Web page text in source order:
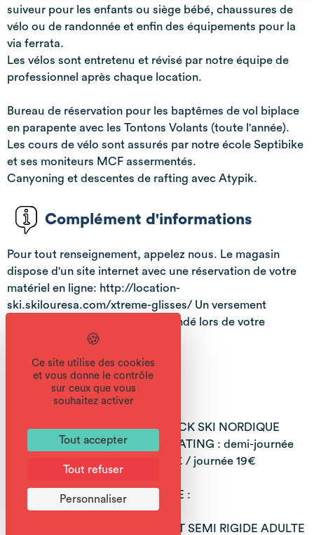
suiveur pour les enfants ou siège bébé, chaussures de
vélo ou de randonnée et enfin des équipements pour la
via ferrata.
Les vélos sont entretenu et révisé par notre équipe de
professionnel après chaque location.
Bureau de réservation pour les baptêmes de vol biplace
en parapente avec les Tontons Volants (toute l'année).
Les cours de vélo sont assurés par notre école Septibike
et ses moniteurs MCF assermentés.
Canyoning et descentes de rafting avec Atypik.
Complément d'informations
Pour tout renseignement, appelez nous. Le magasin
dispose d'un site internet avec une réservation de votre
matériel en ligne: http://location-
ski.skilouresa.com/xtreme-glisses/ Un versement
d'arrhes de 30% vous sera demandé lors de votre
réservation internet.
HIVER :
SKI PACK
PACK SKI NORDIQUE
SKATING : demi-journée
14€ / journée 19€
ETE :
VTT SEMI RIGIDE ADULTE
Ce site utilise des cookies
et vous donne le contrôle
sur ceux que vous
souhaitez activer
Tout accepter
Tout refuser
Personnaliser